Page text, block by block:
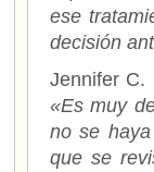
ese
decisión
Jennifer C.
«Es muy
no se
que se